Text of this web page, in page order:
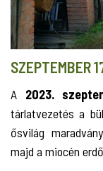
SZEPTEMBER
A 2023.
tárlatvezetés a
ősvilág
majd a miocén